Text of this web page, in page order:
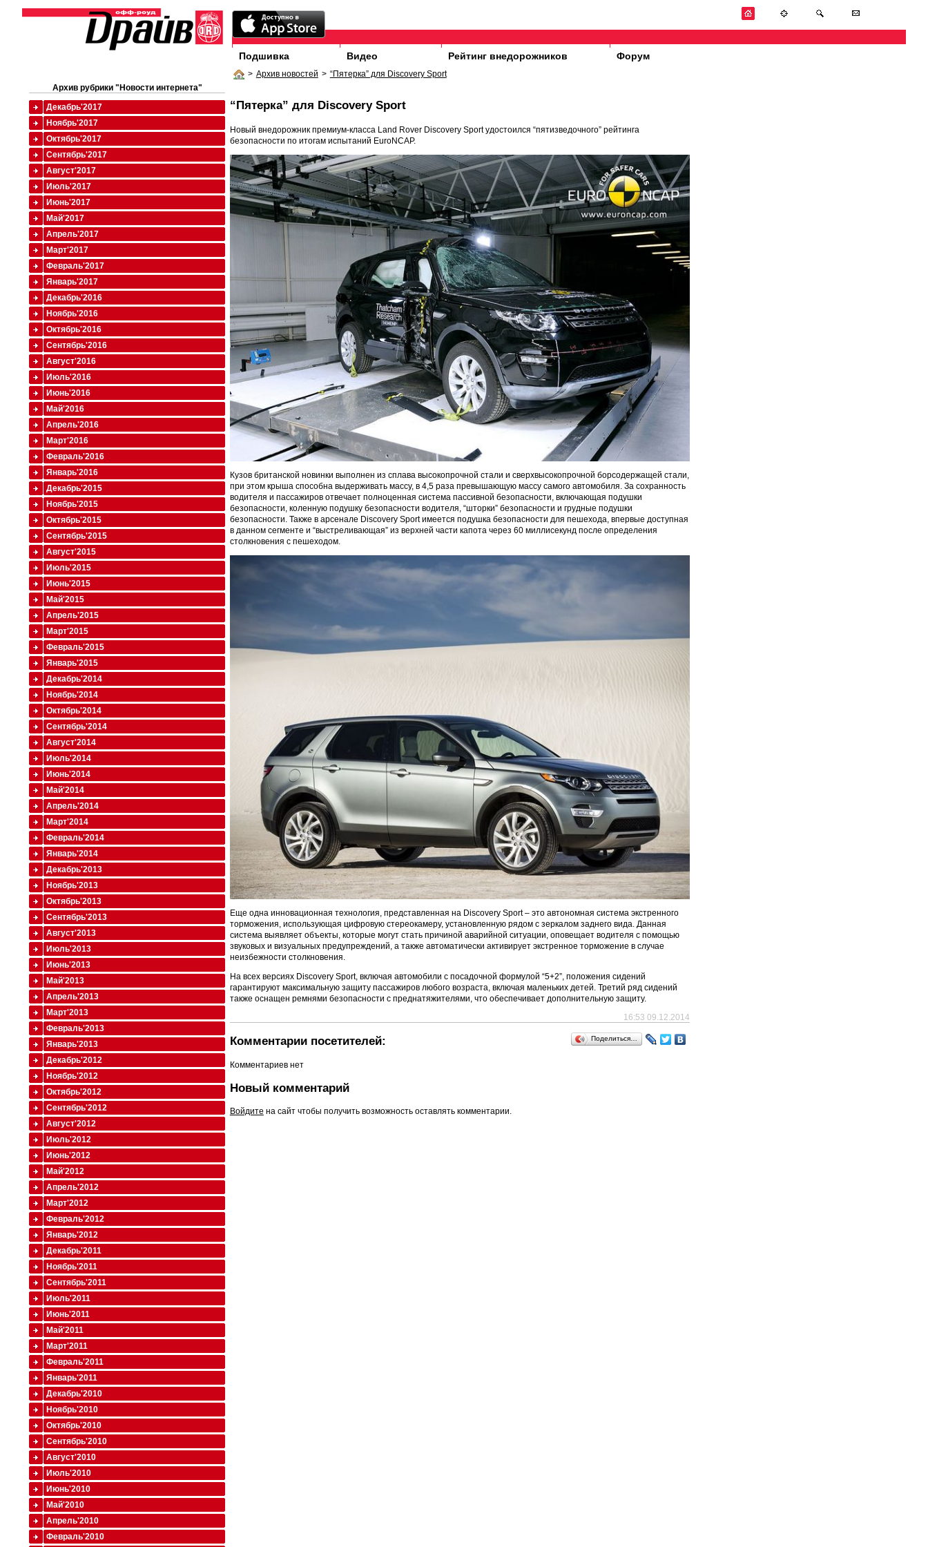
Подшивка Видео Рейтинг внедорожников Форум
> Архив новостей > “Пятерка” для Discovery Sport
“Пятерка” для Discovery Sport
Новый внедорожник премиум-класса Land Rover Discovery Sport удостоился “пятизведочного” рейтинга
безопасности по итогам испытаний EuroNCAP.
Кузов британской новинки выполнен из сплава высокопрочной стали и сверхвысокопрочной борсодержащей стали,
при этом крыша способна выдерживать массу, в 4,5 раза превышающую массу самого автомобиля. За сохранность
водителя и пассажиров отвечает полноценная система пассивной безопасности, включающая подушки
безопасности, коленную подушку безопасности водителя, “шторки” безопасности и грудные подушки
безопасности. Также в арсенале Discovery Sport имеется подушка безопасности для пешехода, впервые доступная
в данном сегменте и “выстреливающая” из верхней части капота через 60 миллисекунд после определения
столкновения с пешеходом.
Еще одна инновационная технология, представленная на Discovery Sport – это автономная система экстренного
торможения, использующая цифровую стереокамеру, установленную рядом с зеркалом заднего вида. Данная
система выявляет объекты, которые могут стать причиной аварийной ситуации, оповещает водителя с помощью
звуковых и визуальных предупреждений, а также автоматически активирует экстренное торможение в случае
неизбежности столкновения.
На всех версиях Discovery Sport, включая автомобили с посадочной формулой “5+2”, положения сидений
гарантируют максимальную защиту пассажиров любого возраста, включая маленьких детей. Третий ряд сидений
также оснащен ремнями безопасности с преднатяжителями, что обеспечивает дополнительную защиту.
16:53 09.12.2014
Поделиться…
Комментарии посетителей:
Комментариев нет
Новый комментарий
Войдите на сайт чтобы получить возможность оставлять комментарии.
Архив рубрики "Новости интернета"
Декабрь'2017
Ноябрь'2017
Октябрь'2017
Сентябрь'2017
Август'2017
Июль'2017
Июнь'2017
Май'2017
Апрель'2017
Март'2017
Февраль'2017
Январь'2017
Декабрь'2016
Ноябрь'2016
Октябрь'2016
Сентябрь'2016
Август'2016
Июль'2016
Июнь'2016
Май'2016
Апрель'2016
Март'2016
Февраль'2016
Январь'2016
Декабрь'2015
Ноябрь'2015
Октябрь'2015
Сентябрь'2015
Август'2015
Июль'2015
Июнь'2015
Май'2015
Апрель'2015
Март'2015
Февраль'2015
Январь'2015
Декабрь'2014
Ноябрь'2014
Октябрь'2014
Сентябрь'2014
Август'2014
Июль'2014
Июнь'2014
Май'2014
Апрель'2014
Март'2014
Февраль'2014
Январь'2014
Декабрь'2013
Ноябрь'2013
Октябрь'2013
Сентябрь'2013
Август'2013
Июль'2013
Июнь'2013
Май'2013
Апрель'2013
Март'2013
Февраль'2013
Январь'2013
Декабрь'2012
Ноябрь'2012
Октябрь'2012
Сентябрь'2012
Август'2012
Июль'2012
Июнь'2012
Май'2012
Апрель'2012
Март'2012
Февраль'2012
Январь'2012
Декабрь'2011
Ноябрь'2011
Сентябрь'2011
Июль'2011
Июнь'2011
Май'2011
Март'2011
Февраль'2011
Январь'2011
Декабрь'2010
Ноябрь'2010
Октябрь'2010
Сентябрь'2010
Август'2010
Июль'2010
Июнь'2010
Май'2010
Апрель'2010
Февраль'2010